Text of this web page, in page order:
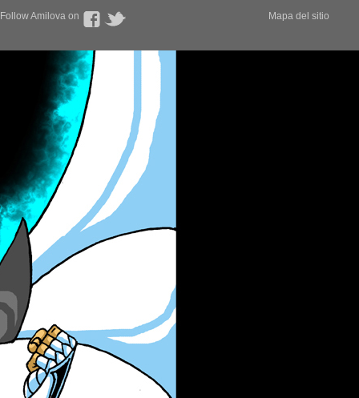
Follow Amilova on Mapa del sitio